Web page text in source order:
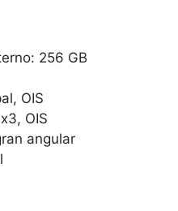
256 GB
OIS
OIS
angular